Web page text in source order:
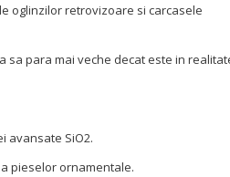
oglinzilor retrovizoare si carcasele
sa para mai veche decat este in
avansate SiO2.
pieselor ornamentale.